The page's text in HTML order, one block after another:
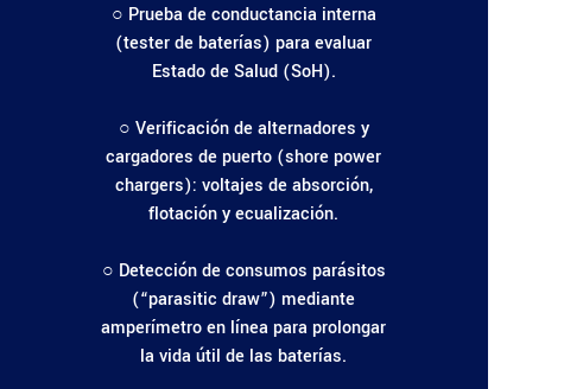
○ Prueba de conductancia interna
(tester de baterías) para evaluar
Estado de Salud (SoH).
○ Verificación de alternadores y
cargadores de puerto (shore power
chargers): voltajes de absorción,
flotación y ecualización.
○ Detección de consumos parásitos
(“parasitic draw”) mediante
amperímetro en línea para prolongar
la vida útil de las baterías.